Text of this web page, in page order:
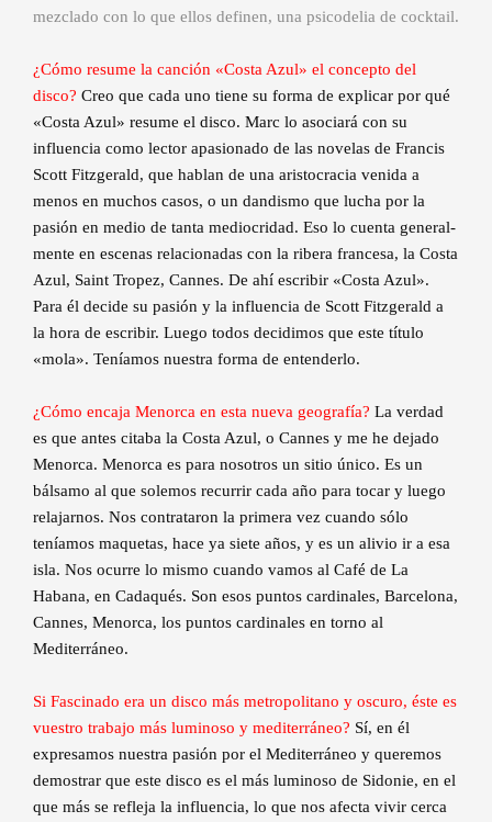
mezclado con lo que ellos definen, una psicodelia de cocktail.
¿Cómo resume la canción «Costa Azul» el concepto del
disco? Creo que cada uno tiene su forma de explicar por qué
«Costa Azul» resume el disco. Marc lo asociará con su
influencia como lector apasionado de las novelas de Francis
Scott Fitzgerald, que hablan de una aristocracia venida a
menos en muchos casos, o un dandismo que lucha por la
pasión en medio de tanta mediocridad. Eso lo cuenta general-
mente en escenas relacionadas con la ribera francesa, la Costa
Azul, Saint Tropez, Cannes. De ahí escribir «Costa Azul».
Para él decide su pasión y la influencia de Scott Fitzgerald a
la hora de escribir. Luego todos decidimos que este título
«mola». Teníamos nuestra forma de entenderlo.
¿Cómo encaja Menorca en esta nueva geografía? La verdad
es que antes citaba la Costa Azul, o Cannes y me he dejado
Menorca. Menorca es para nosotros un sitio único. Es un
bálsamo al que solemos recurrir cada año para tocar y luego
relajarnos. Nos contrataron la primera vez cuando sólo
teníamos maquetas, hace ya siete años, y es un alivio ir a esa
isla. Nos ocurre lo mismo cuando vamos al Café de La
Habana, en Cadaqués. Son esos puntos cardinales, Barcelona,
Cannes, Menorca, los puntos cardinales en torno al
Mediterráneo.
Si Fascinado era un disco más metropolitano y oscuro, éste es
vuestro trabajo más luminoso y mediterráneo? Sí, en él
expresamos nuestra pasión por el Mediterráneo y queremos
demostrar que este disco es el más luminoso de Sidonie, en el
que más se refleja la influencia, lo que nos afecta vivir cerca